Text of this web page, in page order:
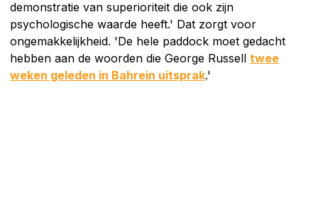
demonstratie van superioriteit die ook zijn
psychologische waarde heeft.' Dat zorgt voor
ongemakkelijkheid. 'De hele paddock moet gedacht
hebben aan de woorden die George Russell twee
weken geleden in Bahrein uitsprak.'